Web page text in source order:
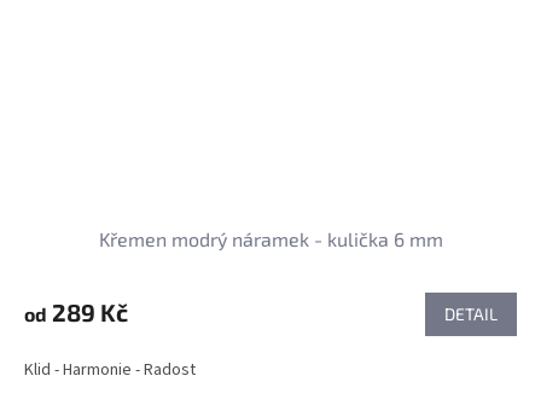
Křemen modrý náramek - kulička 6 mm
od 289 Kč DETAIL
Klid - Harmonie - Radost